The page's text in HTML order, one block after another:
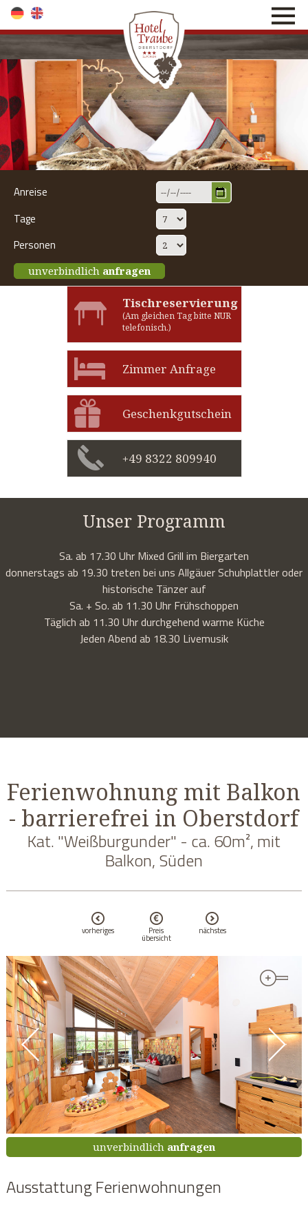
direkt zur Navigation
direkt zum Inhalt
Anreise
Tage
Personen
unverbindlich anfragen
Unser Programm
Sa. ab 17.30 Uhr Mixed Grill im Biergarten
donnerstags ab 19.30 treten bei uns Allgäuer Schuhplattler oder
historische Tänzer auf
Sa. + So. ab 11.30 Uhr Frühschoppen
Täglich ab 11.30 Uhr durchgehend warme Küche
Jeden Abend ab 18.30 Livemusik
Tischreservierung
(Am gleichen Tag bitte NUR
telefonisch.)
Zimmer Anfrage
Geschenkgutschein
+49 8322 809940
Ferienwohnung mit Balkon
- barrierefrei in Oberstdorf
Kat. "Weißburgunder" - ca. 60m², mit
Balkon, Süden
vorheriges Preis
übersicht
nächstes
unverbindlich anfragen
Ausstattung Ferienwohnungen